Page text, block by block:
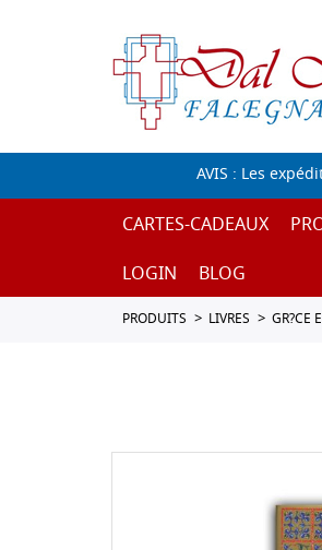
AVIS : Les
CARTES-CADEAUX
LOGIN
BLOG
PRODUITS LIVRES GR?CE